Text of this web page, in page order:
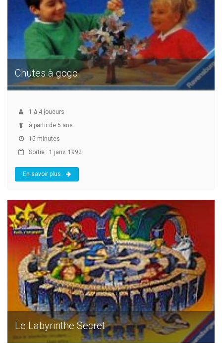
Chutes à gogo
1 à 4 joueurs
à partir de 5 ans
15 minutes
Sortie : 1 janv. 1992
En savoir plus
Le Labyrinthe Secret